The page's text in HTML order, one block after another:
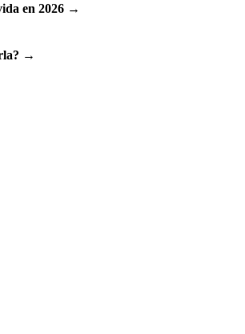
en 2026 →
→